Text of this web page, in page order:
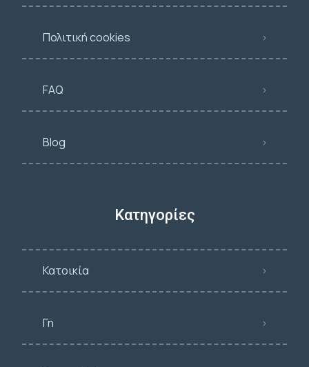
Πολιτική cookies
FAQ
Blog
Κατηγορίες
Κατοικία
Γη